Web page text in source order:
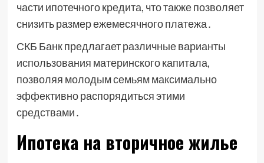
части ипотечного кредита, что также позволяет
снизить размер ежемесячного платежа․
СКБ Банк предлагает различные варианты
использования материнского капитала,
позволяя молодым семьям максимально
эффективно распорядиться этими
средствами․
Ипотека на вторичное жилье